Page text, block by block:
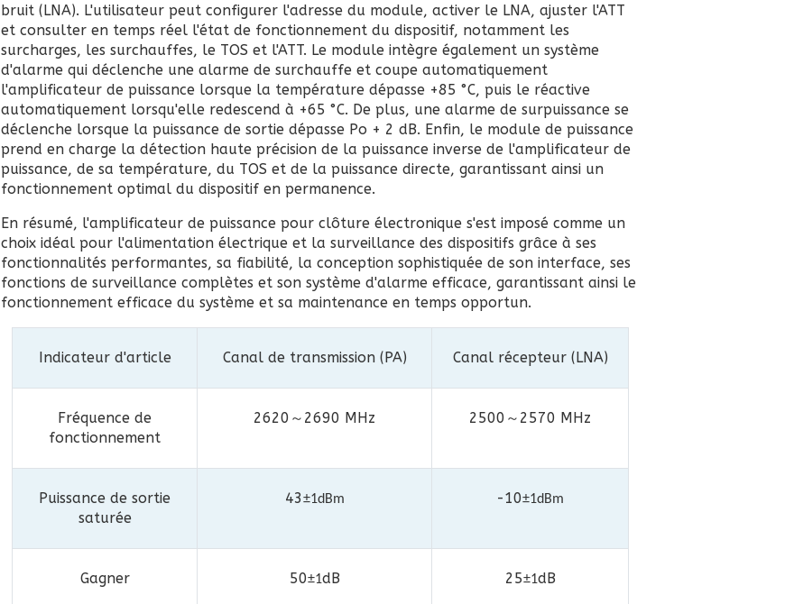
bruit (LNA). L'utilisateur peut configurer l'adresse du module, activer le LNA, ajuster l'ATT
et consulter en temps réel l'état de fonctionnement du dispositif, notamment les
surcharges, les surchauffes, le TOS et l'ATT. Le module intègre également un système
d'alarme qui déclenche une alarme de surchauffe et coupe automatiquement
l'amplificateur de puissance lorsque la température dépasse +85 °C, puis le réactive
automatiquement lorsqu'elle redescend à +65 °C. De plus, une alarme de surpuissance se
déclenche lorsque la puissance de sortie dépasse Po + 2 dB. Enfin, le module de puissance
prend en charge la détection haute précision de la puissance inverse de l'amplificateur de
puissance, de sa température, du TOS et de la puissance directe, garantissant ainsi un
fonctionnement optimal du dispositif en permanence.
En résumé, l'amplificateur de puissance pour clôture électronique s'est imposé comme un
choix idéal pour l'alimentation électrique et la surveillance des dispositifs grâce à ses
fonctionnalités performantes, sa fiabilité, la conception sophistiquée de son interface, ses
fonctions de surveillance complètes et son système d'alarme efficace, garantissant ainsi le
fonctionnement efficace du système et sa maintenance en temps opportun.
Indicateur d'article Canal de transmission (PA) Canal récepteur (LNA)
Fréquence de
fonctionnement
2620 ～ 2690 MHz 2500 ～ 2570 MHz
Puissance de sortie
saturée
43±1dBm -10±1dBm
Gagner 50±1dB 25±1dB